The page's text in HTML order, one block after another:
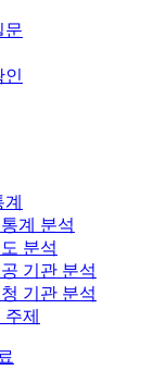
문
인
계 분석
분석
기관 분석
기관 분석
제